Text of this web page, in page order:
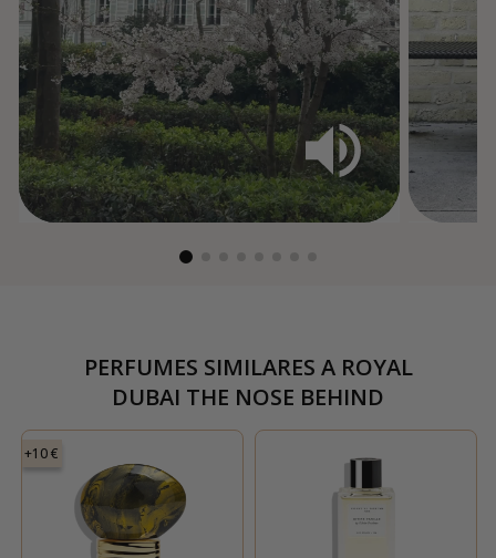
PERFUMES SIMILARES AROYAL
DUBAI THE NOSE BEHIND
+10 €